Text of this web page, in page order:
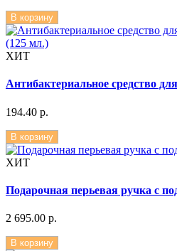
В корзину
ХИТ
Антибактериальное средство
194.40 р.
В корзину
ХИТ
Подарочная перьевая ручка с
2 695.00 р.
В корзину